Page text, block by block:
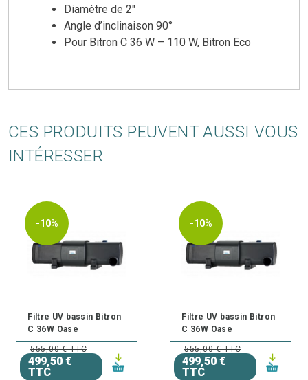
Diamètre de 2"
Angle d’inclinaison 90°
Pour Bitron C 36 W – 110 W, Bitron Eco
CES PRODUITS PEUVENT AUSSI VOUS
INTÉRESSER
-10%
Filtre UV bassin Bitron
C 36W Oase
555,00 € TTC
499,50 €
TTC
-10%
Filtre UV bassin Bitron
C 36W Oase
555,00 € TTC
499,50 €
TTC